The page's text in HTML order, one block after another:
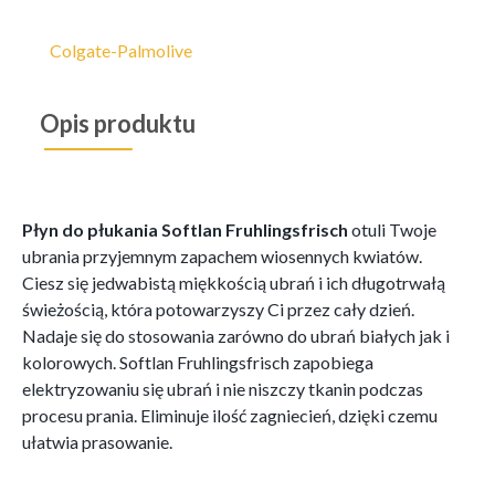
Fruhlingsfrisch
1L/40p
Colgate-Palmolive
Opis produktu
Płyn do płukania Softlan Fruhlingsfrisch otuli Twoje
ubrania przyjemnym zapachem wiosennych kwiatów.
Ciesz się jedwabistą miękkością ubrań i ich długotrwałą
świeżością, która potowarzyszy Ci przez cały dzień.
Nadaje się do stosowania zarówno do ubrań białych jak i
kolorowych. Softlan Fruhlingsfrisch zapobiega
elektryzowaniu się ubrań i nie niszczy tkanin podczas
procesu prania. Eliminuje ilość zagniecień, dzięki czemu
ułatwia prasowanie.